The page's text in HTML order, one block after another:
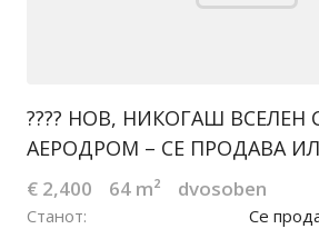
???? НОВ, НИКОГАШ ВСЕЛЕН
АЕРОДРОМ – СЕ ПРОДАВА
€ 2,400 64 m² dvosoben
Станот
Се